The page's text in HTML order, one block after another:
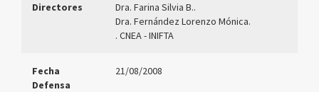
Directores
Dra. Farina Silvia B..
Dra. Fernández Lorenzo Mónica.
. CNEA - INIFTA
Fecha
Defensa
21/08/2008